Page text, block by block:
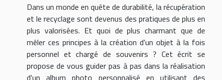
Dans un monde en quête de durabilité, la récupération
et le recyclage sont devenus des pratiques de plus en
plus valorisées. Et quoi de plus charmant que de
mêler ces principes à la création d'un objet à la fois
personnel et chargé de souvenirs ? Cet écrit se
propose de vous guider pas à pas dans la réalisation
d'un album photo personnalisé en utilisant des